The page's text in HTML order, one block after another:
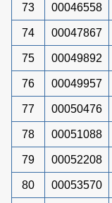
73 00046558
74 00047867
75 00049892
76 00049957
77 00050476
78 00051088
79 00052208
80 00053570